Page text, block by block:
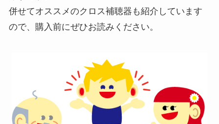
併せてオススメのクロス補聴器も紹介しています
ので、購入前にぜひお読みください。